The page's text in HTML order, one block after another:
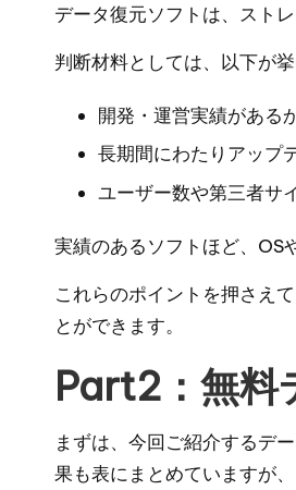
データ復元ソフトは、スト
判断材料としては、以下が挙
開発・運営実績がある
長期間にわたりアップ
ユーザー数や第三者サ
実績のあるソフトほど、OS
これらのポイントを押さえ
とができます。
Part2：無料
まずは、今回ご紹介するデ
果も表にまとめていますが